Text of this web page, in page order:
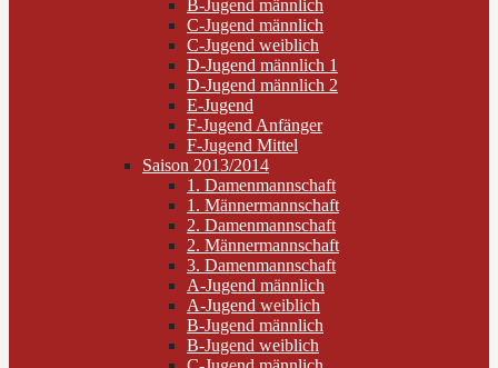
B-Jugend männlich
C-Jugend männlich
C-Jugend weiblich
D-Jugend männlich 1
D-Jugend männlich 2
E-Jugend
F-Jugend Anfänger
F-Jugend Mittel
Saison 2013/2014
1. Damenmannschaft
1. Männermannschaft
2. Damenmannschaft
2. Männermannschaft
3. Damenmannschaft
A-Jugend männlich
A-Jugend weiblich
B-Jugend männlich
B-Jugend weiblich